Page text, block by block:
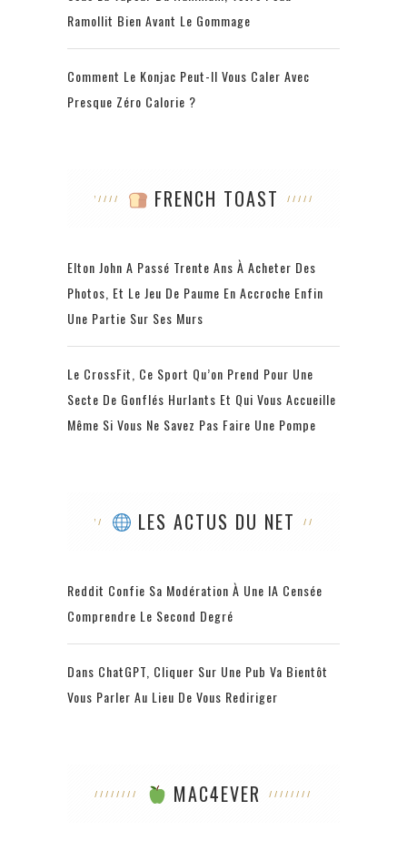
Ramollit Bien Avant Le Gommage
Comment Le Konjac Peut-Il Vous Caler Avec
Presque Zéro Calorie ?
FRENCH TOAST
Elton John A Passé Trente Ans À Acheter Des
Photos, Et Le Jeu De Paume En Accroche Enfin
Une Partie Sur Ses Murs
Le CrossFit, Ce Sport Qu’on Prend Pour Une
Secte De Gonflés Hurlants Et Qui Vous Accueille
Même Si Vous Ne Savez Pas Faire Une Pompe
LES ACTUS DU NET
Reddit Confie Sa Modération À Une IA Censée
Comprendre Le Second Degré
Dans ChatGPT, Cliquer Sur Une Pub Va Bientôt
Vous Parler Au Lieu De Vous Rediriger
MAC4EVER